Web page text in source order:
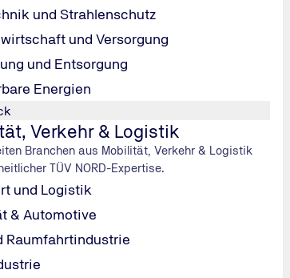
und Strahlenschutz
und Versorgung
und Entsorgung
Energien
Verkehr & Logistik
Branchen aus Mobilität, Verkehr & Logistik
TÜV NORD-Expertise.
und Logistik
& Automotive
Raumfahrtindustrie
und innovativen Unterrichtsmaterialien.
Stadt mit internationalem Flair. Wir freuen uns